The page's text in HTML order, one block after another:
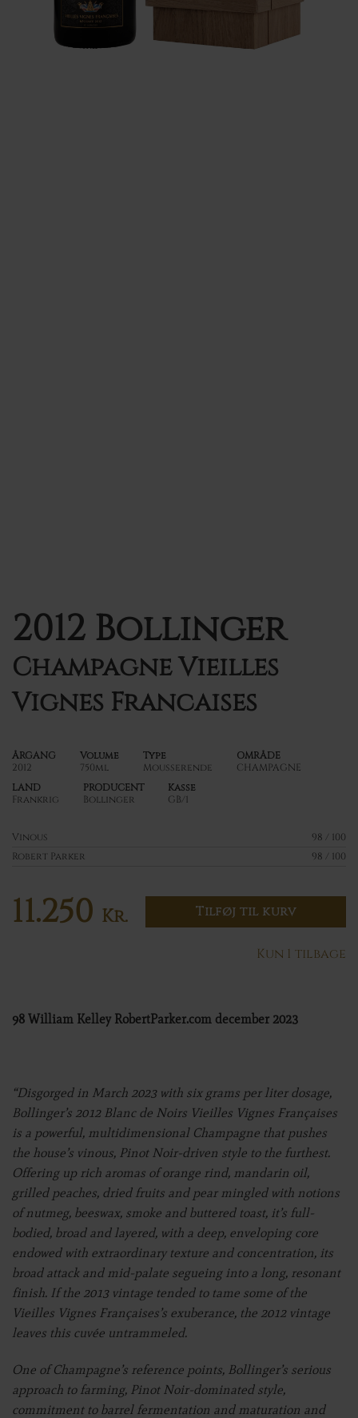
2012 Bollinger
Champagne Vieilles
Vignes Francaises
ÅRGANG
2012
Volume
750ml
Type
Mousserende
OMRÅDE
CHAMPAGNE
LAND
Frankrig
PRODUCENT
Bollinger
Kasse
GB/1
Vinous
98 / 100
Robert Parker
98 / 100
11.250 Kr.
Kun 1 tilbage
Tilføj til kurv
98 William Kelley RobertParker.com december 2023
“Disgorged in March 2023 with six grams per liter dosage,
Bollinger’s 2012 Blanc de Noirs Vieilles Vignes Françaises
is a powerful, multidimensional Champagne that pushes
the house’s vinous, Pinot Noir-driven style to the furthest.
Offering up rich aromas of orange rind, mandarin oil,
grilled peaches, dried fruits and pear mingled with notions
of nutmeg, beeswax, smoke and buttered toast, it’s full-
bodied, broad and layered, with a deep, enveloping core
endowed with extraordinary texture and concentration, its
broad attack and mid-palate segueing into a long, resonant
finish. If the 2013 vintage tended to tame some of the
Vieilles Vignes Françaises’s exuberance, the 2012 vintage
leaves this cuvée untrammeled.
One of Champagne’s reference points, Bollinger’s serious
approach to farming, Pinot Noir-dominated style,
commitment to barrel fermentation and maturation and